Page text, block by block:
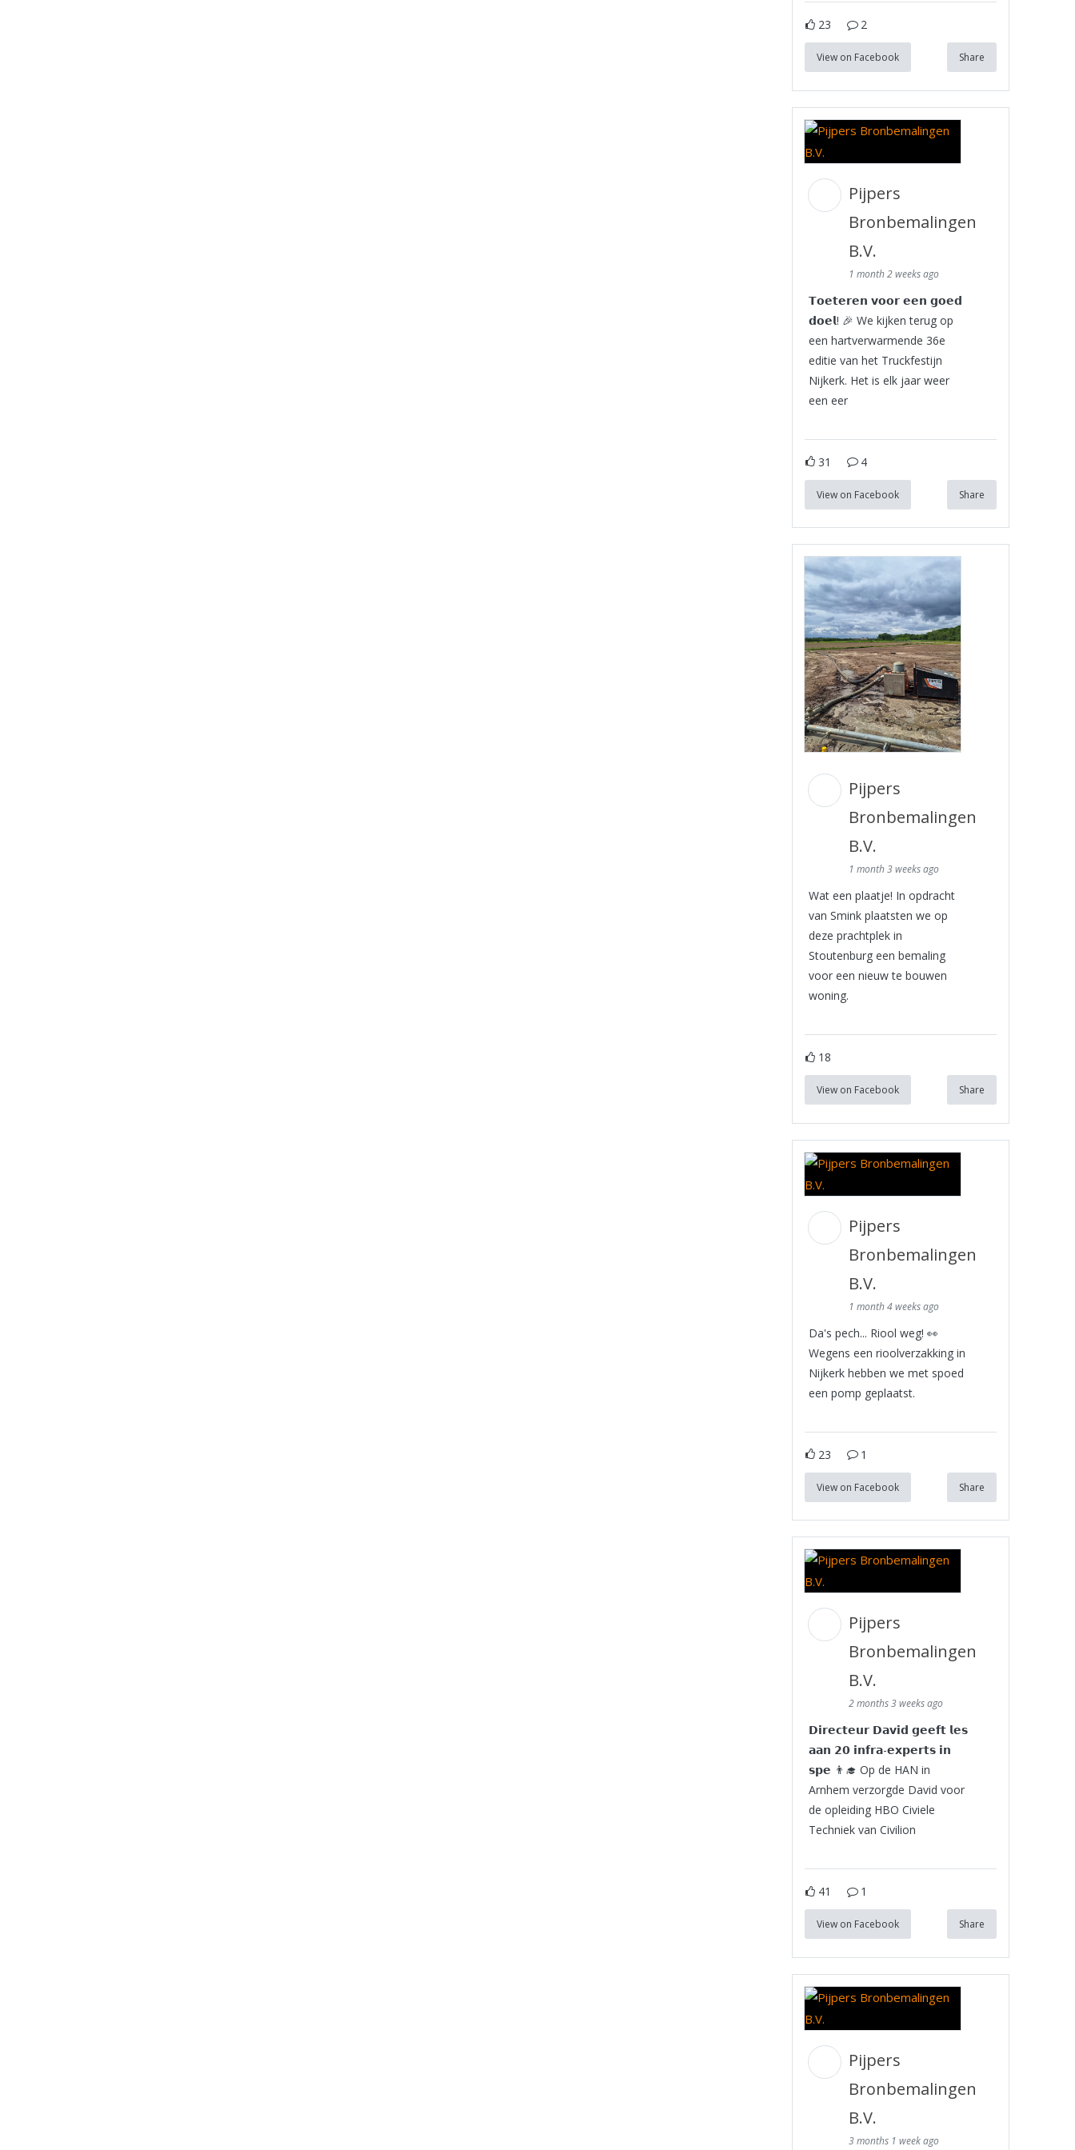
23 2
View on Facebook Share
Pijpers
Bronbemalingen
B.V.
1 month 2 weeks ago
𝗧𝗼𝗲𝘁𝗲𝗿𝗲𝗻 𝘃𝗼𝗼𝗿 𝗲𝗲𝗻 𝗴𝗼𝗲𝗱
𝗱𝗼𝗲𝗹! 🎉 We kijken terug op
een hartverwarmende 36e
editie van het Truckfestijn
Nijkerk. Het is elk jaar weer
een eer
31 4
View on Facebook Share
Pijpers
Bronbemalingen
B.V.
1 month 3 weeks ago
Wat een plaatje! In opdracht
van Smink plaatsten we op
deze prachtplek in
Stoutenburg een bemaling
voor een nieuw te bouwen
woning.
18
View on Facebook Share
Pijpers
Bronbemalingen
B.V.
1 month 4 weeks ago
Da's pech... Riool weg! 👀
Wegens een rioolverzakking in
Nijkerk hebben we met spoed
een pomp geplaatst.
23 1
View on Facebook Share
Pijpers
Bronbemalingen
B.V.
2 months 3 weeks ago
𝗗𝗶𝗿𝗲𝗰𝘁𝗲𝘂𝗿 𝗗𝗮𝘃𝗶𝗱 𝗴𝗲𝗲𝗳𝘁 𝗹𝗲𝘀
𝗮𝗮𝗻 𝟮𝟬 𝗶𝗻𝗳𝗿𝗮-𝗲𝘅𝗽𝗲𝗿𝘁𝘀 𝗶𝗻
𝘀𝗽𝗲 👨‍🎓 Op de HAN in
Arnhem verzorgde David voor
de opleiding HBO Civiele
Techniek van Civilion
41 1
View on Facebook Share
Pijpers
Bronbemalingen
B.V.
3 months 1 week ago